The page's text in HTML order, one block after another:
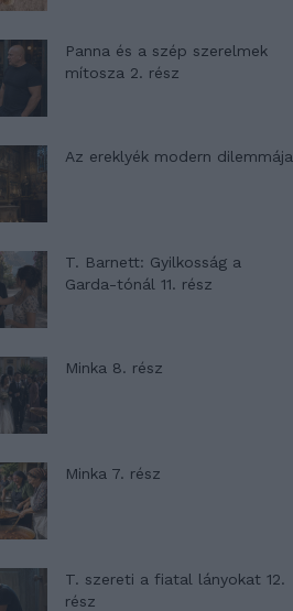
Panna és a szép szerelmek
mítosza 2. rész
Az ereklyék modern dilemmája
T. Barnett: Gyilkosság a
Garda-tónál 11. rész
Minka 8. rész
Minka 7. rész
T. szereti a fiatal lányokat 12.
rész